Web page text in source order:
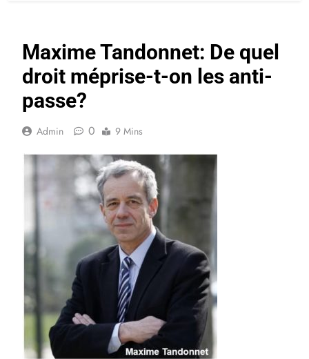
Maxime Tandonnet: De quel
droit méprise-t-on les anti-
passe?
Admin 0 9 Mins